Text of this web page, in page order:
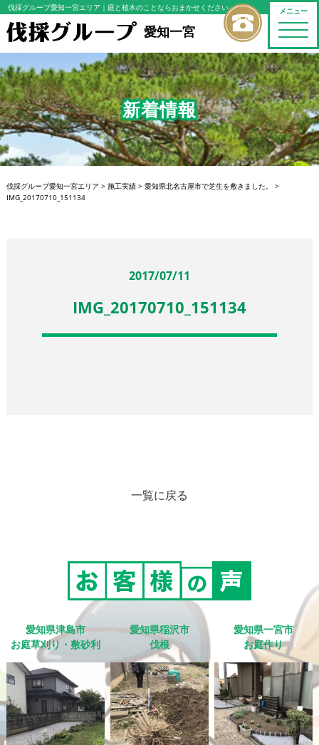
メニュー
toggle
伐採グループ愛知一宮エリア ｜庭と植木のことならおまかせください
愛知一宮
新着情報
伐採グループ愛知一宮エリア > 施工実績> 愛知県北名古屋市で芝生を敷きました。
>
IMG_20170710_151134
2017/07/11
IMG_20170710_151134
一覧に戻る
愛知県津島市
お庭草刈り・敷砂利
愛知県稲沢市
伐根
愛知県一宮市
お庭作り